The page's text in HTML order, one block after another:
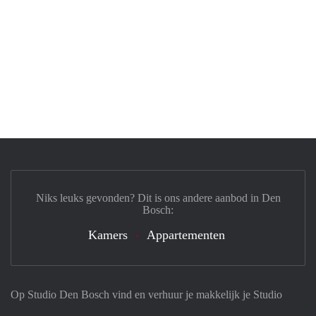
Op Studio Den Bosch vind en verhuur je makkelijk je Studio
Niks leuks gevonden? Dit is ons andere aanbod in Den
Bosch:
Kamers Appartementen